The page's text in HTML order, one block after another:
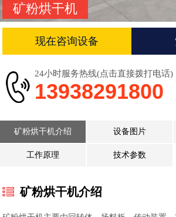
矿粉烘干机
现在咨询设备
24小时服务热线(点击直接拨打电话)
13938291800
矿粉烘干机介绍 设备图片
工作原理 技术参数
矿粉烘干机介绍